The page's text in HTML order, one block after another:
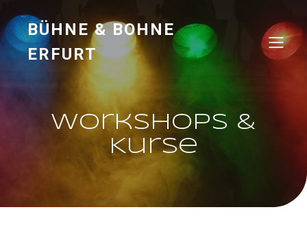
BÜHNE & BOHNE
ERFURT
Workshops &
Kurse